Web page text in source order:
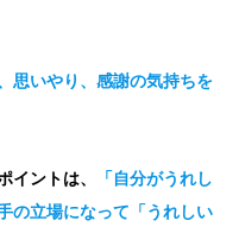
思いやり、感謝の気持ちを
イントは、
「自分がうれし
の立場になって「うれしい